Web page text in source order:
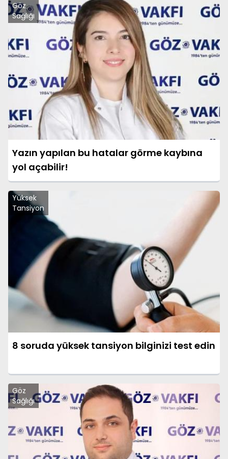
Göz
Sağlığı
Yazın yapılan bu hatalar görme kaybına
yol açabilir!
Yüksek
Tansiyon
8 soruda yüksek tansiyon bilginizi test edin
Göz
Sağlığı